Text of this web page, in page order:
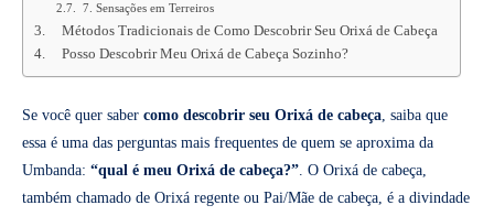
7. Sensações em Terreiros
Métodos Tradicionais de Como Descobrir Seu Orixá de Cabeça
Posso Descobrir Meu Orixá de Cabeça Sozinho?
Se você quer saber como descobrir seu Orixá de cabeça, saiba que
essa é uma das perguntas mais frequentes de quem se aproxima da
Umbanda: “qual é meu Orixá de cabeça?”. O Orixá de cabeça,
também chamado de Orixá regente ou Pai/Mãe de cabeça, é a divindade